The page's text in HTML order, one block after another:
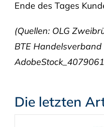
Ende des Tages
(Quellen: OLG
BTE Handelsverband
Die letzten